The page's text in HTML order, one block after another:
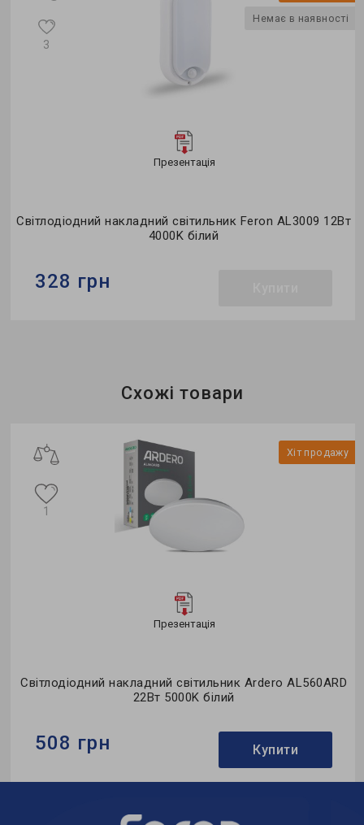
Немає в наявності
Презентація
Світлодіодний накладний світильник Feron AL3009 12Вт
4000K білий
3
328 грн
Тип джерела світла:LED
Схожі товари
Хіт продажу
Презентація
Світлодіодний накладний світильник Ardero AL560ARD
22Вт 5000K білий
1
508 грн Купити